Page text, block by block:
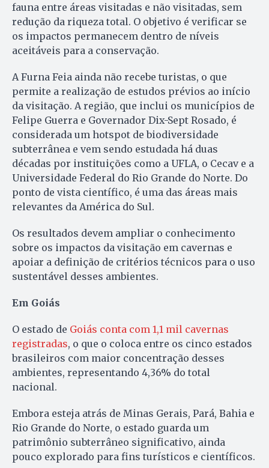
fauna entre áreas visitadas e não visitadas, sem
redução da riqueza total. O objetivo é verificar se
os impactos permanecem dentro de níveis
aceitáveis para a conservação.
A Furna Feia ainda não recebe turistas, o que
permite a realização de estudos prévios ao início
da visitação. A região, que inclui os municípios de
Felipe Guerra e Governador Dix-Sept Rosado, é
considerada um hotspot de biodiversidade
subterrânea e vem sendo estudada há duas
décadas por instituições como a UFLA, o Cecav e a
Universidade Federal do Rio Grande do Norte. Do
ponto de vista científico, é uma das áreas mais
relevantes da América do Sul.
Os resultados devem ampliar o conhecimento
sobre os impactos da visitação em cavernas e
apoiar a definição de critérios técnicos para o uso
sustentável desses ambientes.
Em Goiás
O estado de Goiás conta com 1,1 mil cavernas
registradas, o que o coloca entre os cinco estados
brasileiros com maior concentração desses
ambientes, representando 4,36% do total
nacional.
Embora esteja atrás de Minas Gerais, Pará, Bahia e
Rio Grande do Norte, o estado guarda um
patrimônio subterrâneo significativo, ainda
pouco explorado para fins turísticos e científicos.